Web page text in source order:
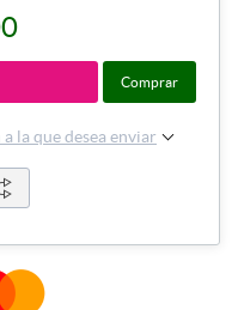
Comprar
la que desea enviar